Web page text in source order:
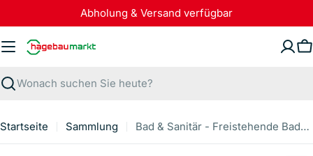
Inhalt
springen
Abholung & Versand verfügbar
Suchen
Startseite Sammlung Bad & Sanitär - Freistehende Badewannen